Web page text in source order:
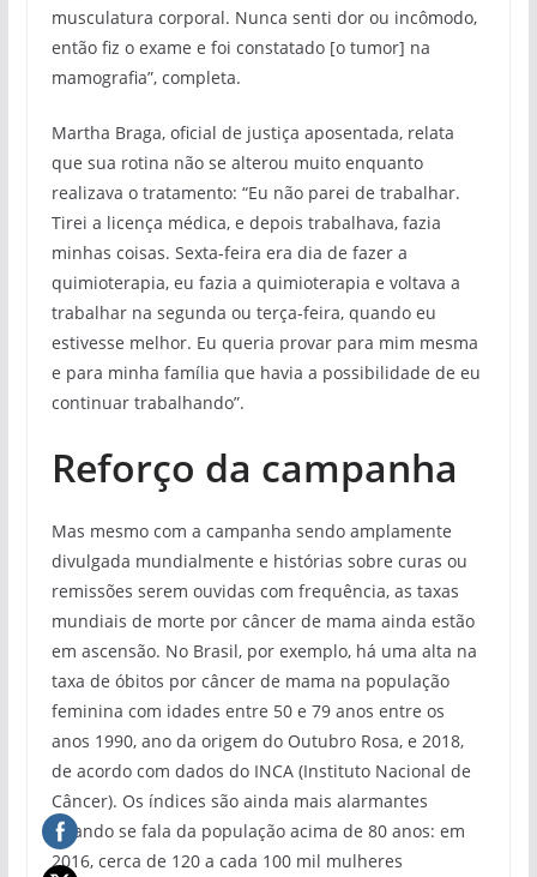
musculatura corporal. Nunca senti dor ou incômodo,
então fiz o exame e foi constatado [o tumor] na
mamografia”, completa.
Martha Braga, oficial de justiça aposentada, relata
que sua rotina não se alterou muito enquanto
realizava o tratamento: “Eu não parei de trabalhar.
Tirei a licença médica, e depois trabalhava, fazia
minhas coisas. Sexta-feira era dia de fazer a
quimioterapia, eu fazia a quimioterapia e voltava a
trabalhar na segunda ou terça-feira, quando eu
estivesse melhor. Eu queria provar para mim mesma
e para minha família que havia a possibilidade de eu
continuar trabalhando”.
Reforço da campanha
Mas mesmo com a campanha sendo amplamente
divulgada mundialmente e histórias sobre curas ou
remissões serem ouvidas com frequência, as taxas
mundiais de morte por câncer de mama ainda estão
em ascensão. No Brasil, por exemplo, há uma alta na
taxa de óbitos por câncer de mama na população
feminina com idades entre 50 e 79 anos entre os
anos 1990, ano da origem do Outubro Rosa, e 2018,
de acordo com dados do INCA (Instituto Nacional de
Câncer). Os índices são ainda mais alarmantes
quando se fala da população acima de 80 anos: em
2016, cerca de 120 a cada 100 mil mulheres